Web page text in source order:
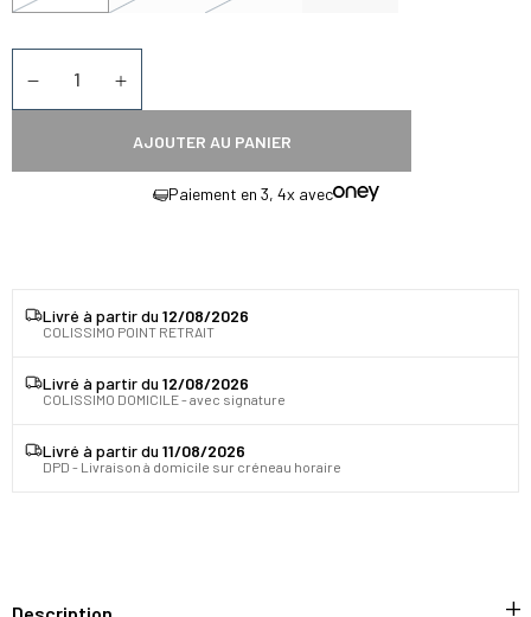
AJOUTER AU PANIER
Paiement en 3, 4x avec
Livré à partir du 12/08/2026
COLISSIMO POINT RETRAIT
Livré à partir du 12/08/2026
COLISSIMO DOMICILE - avec signature
Livré à partir du 11/08/2026
DPD - Livraison à domicile sur créneau horaire